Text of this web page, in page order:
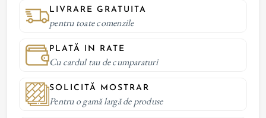
LIVRARE GRATUITA
pentru toate comenzile
PLATĂ IN RATE
Cu cardul tau de cumparaturi
SOLICITĂ MOSTRAR
Pentru o gamă largă de produse